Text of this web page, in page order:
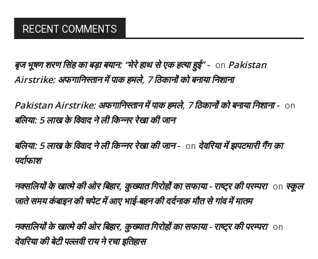
RECENT COMMENTS
बृज भूषण शरण सिंह का बड़ा बयान: “मेरे हाथ से एक हत्या हुई” - on Pakistan
Airstrike: अफगानिस्तान में पाक हमले, 7 ठिकानों को बनाया निशाना
Pakistan Airstrike: अफगानिस्तान में पाक हमले, 7 ठिकानों को बनाया निशाना - on
बलिया: 5 लाख के विवाद ने ली किन्नर रेखा की जान
बलिया: 5 लाख के विवाद ने ली किन्नर रेखा की जान - on देवरिया में झपटमारी गैंग का
पर्दाफाश
नक्सलियों के खात्मे की ओर बिहार, कुख्यात गिरोहों का सफाया - राष्ट्र की परम्परा on स्कूल
जाते समय कंबाइन की चपेट में आए भाई-बहन की दर्दनाक मौत से गांव में मातम
नक्सलियों के खात्मे की ओर बिहार, कुख्यात गिरोहों का सफाया - राष्ट्र की परम्परा on
देवरिया की बेटी पल्लवी राय ने रचा इतिहास